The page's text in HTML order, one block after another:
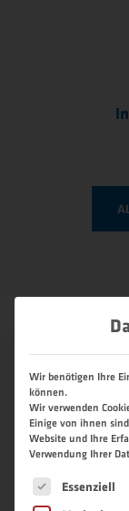
INTERESSE
Dann
online.
Wir benötigen Ihre
können.
Wir verwenden
Einige von ihnen
Website und Ihre
Verwendung Ihrer
Es folgt eine
Essenziell